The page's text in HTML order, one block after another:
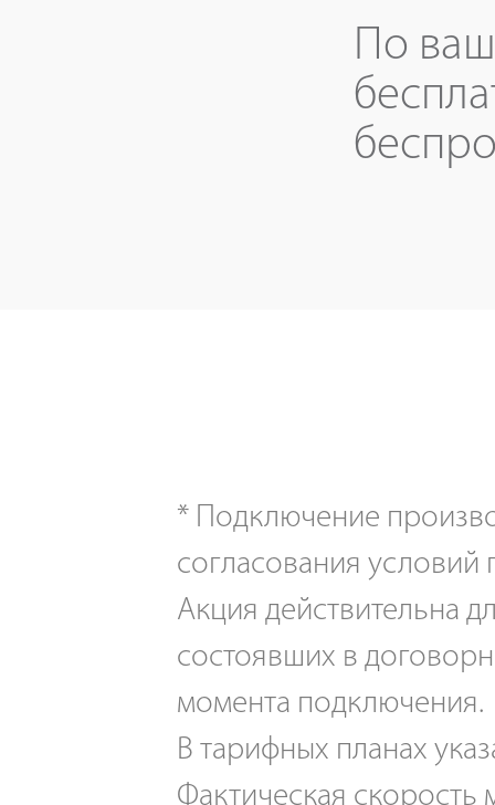
По
* Подключение
согласования
Акция действительна
состоявших в
момента подключения.
В тарифных планах
Фактическая скорость